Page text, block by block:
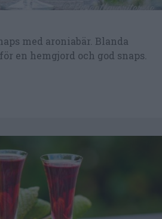
med aroniabär. Blanda
en hemgjord och god snaps.